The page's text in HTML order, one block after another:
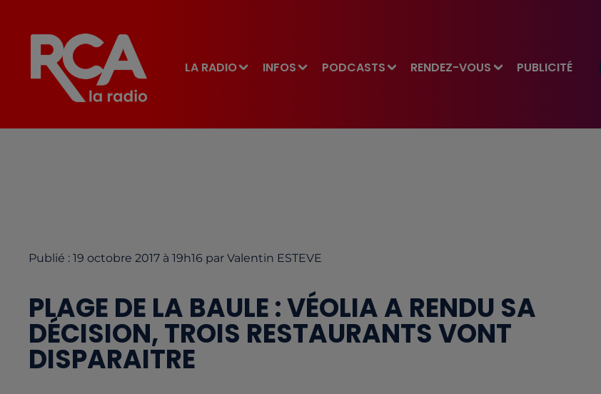
LA RADIO INFOS PODCASTS RENDEZ-VOUS PUBLICITÉ
Publié : 19 octobre 2017 à 19h16 par Valentin ESTEVE
PLAGE DE LA BAULE : VÉOLIA A RENDU SA
DÉCISION, TROIS RESTAURANTS VONT
DISPARAITRE